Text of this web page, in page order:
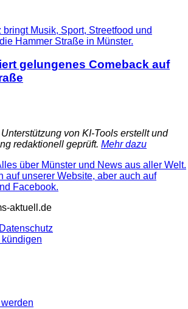
gelungenes Comeback auf
von KI-Tools erstellt und
redaktionell geprüft. Mehr dazu
aktuell.de